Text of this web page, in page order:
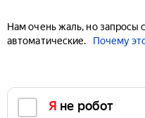
Нам очень жаль, но запросы
автоматические.
Почему
Я не робот